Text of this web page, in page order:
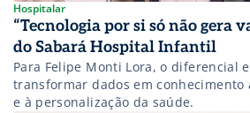
Hospitalar
“Tecnologia por si só não gera
do Sabará Hospital Infantil
Para Felipe Monti Lora, o diferencial
transformar dados em conhecimento
e à personalização da saúde.